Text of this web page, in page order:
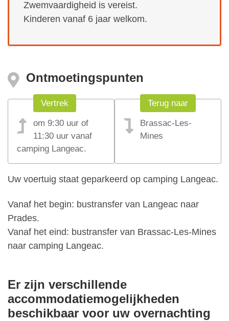
Zwemvaardigheid is vereist.
Kinderen vanaf 6 jaar welkom.
Ontmoetingspunten
Vertrek
om 9:30 uur of
11:30 uur vanaf
camping Langeac.
Terug naar
Brassac-Les-
Mines
Uw voertuig staat geparkeerd op camping Langeac.
Vanaf het begin: bustransfer van Langeac naar
Prades.
Vanaf het eind: bustransfer van Brassac-Les-Mines
naar camping Langeac.
Er zijn verschillende
accommodatiemogelijkheden
beschikbaar voor uw overnachting